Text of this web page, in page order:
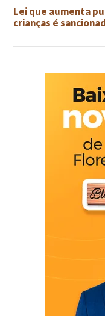
Lei que aumenta
crianças é